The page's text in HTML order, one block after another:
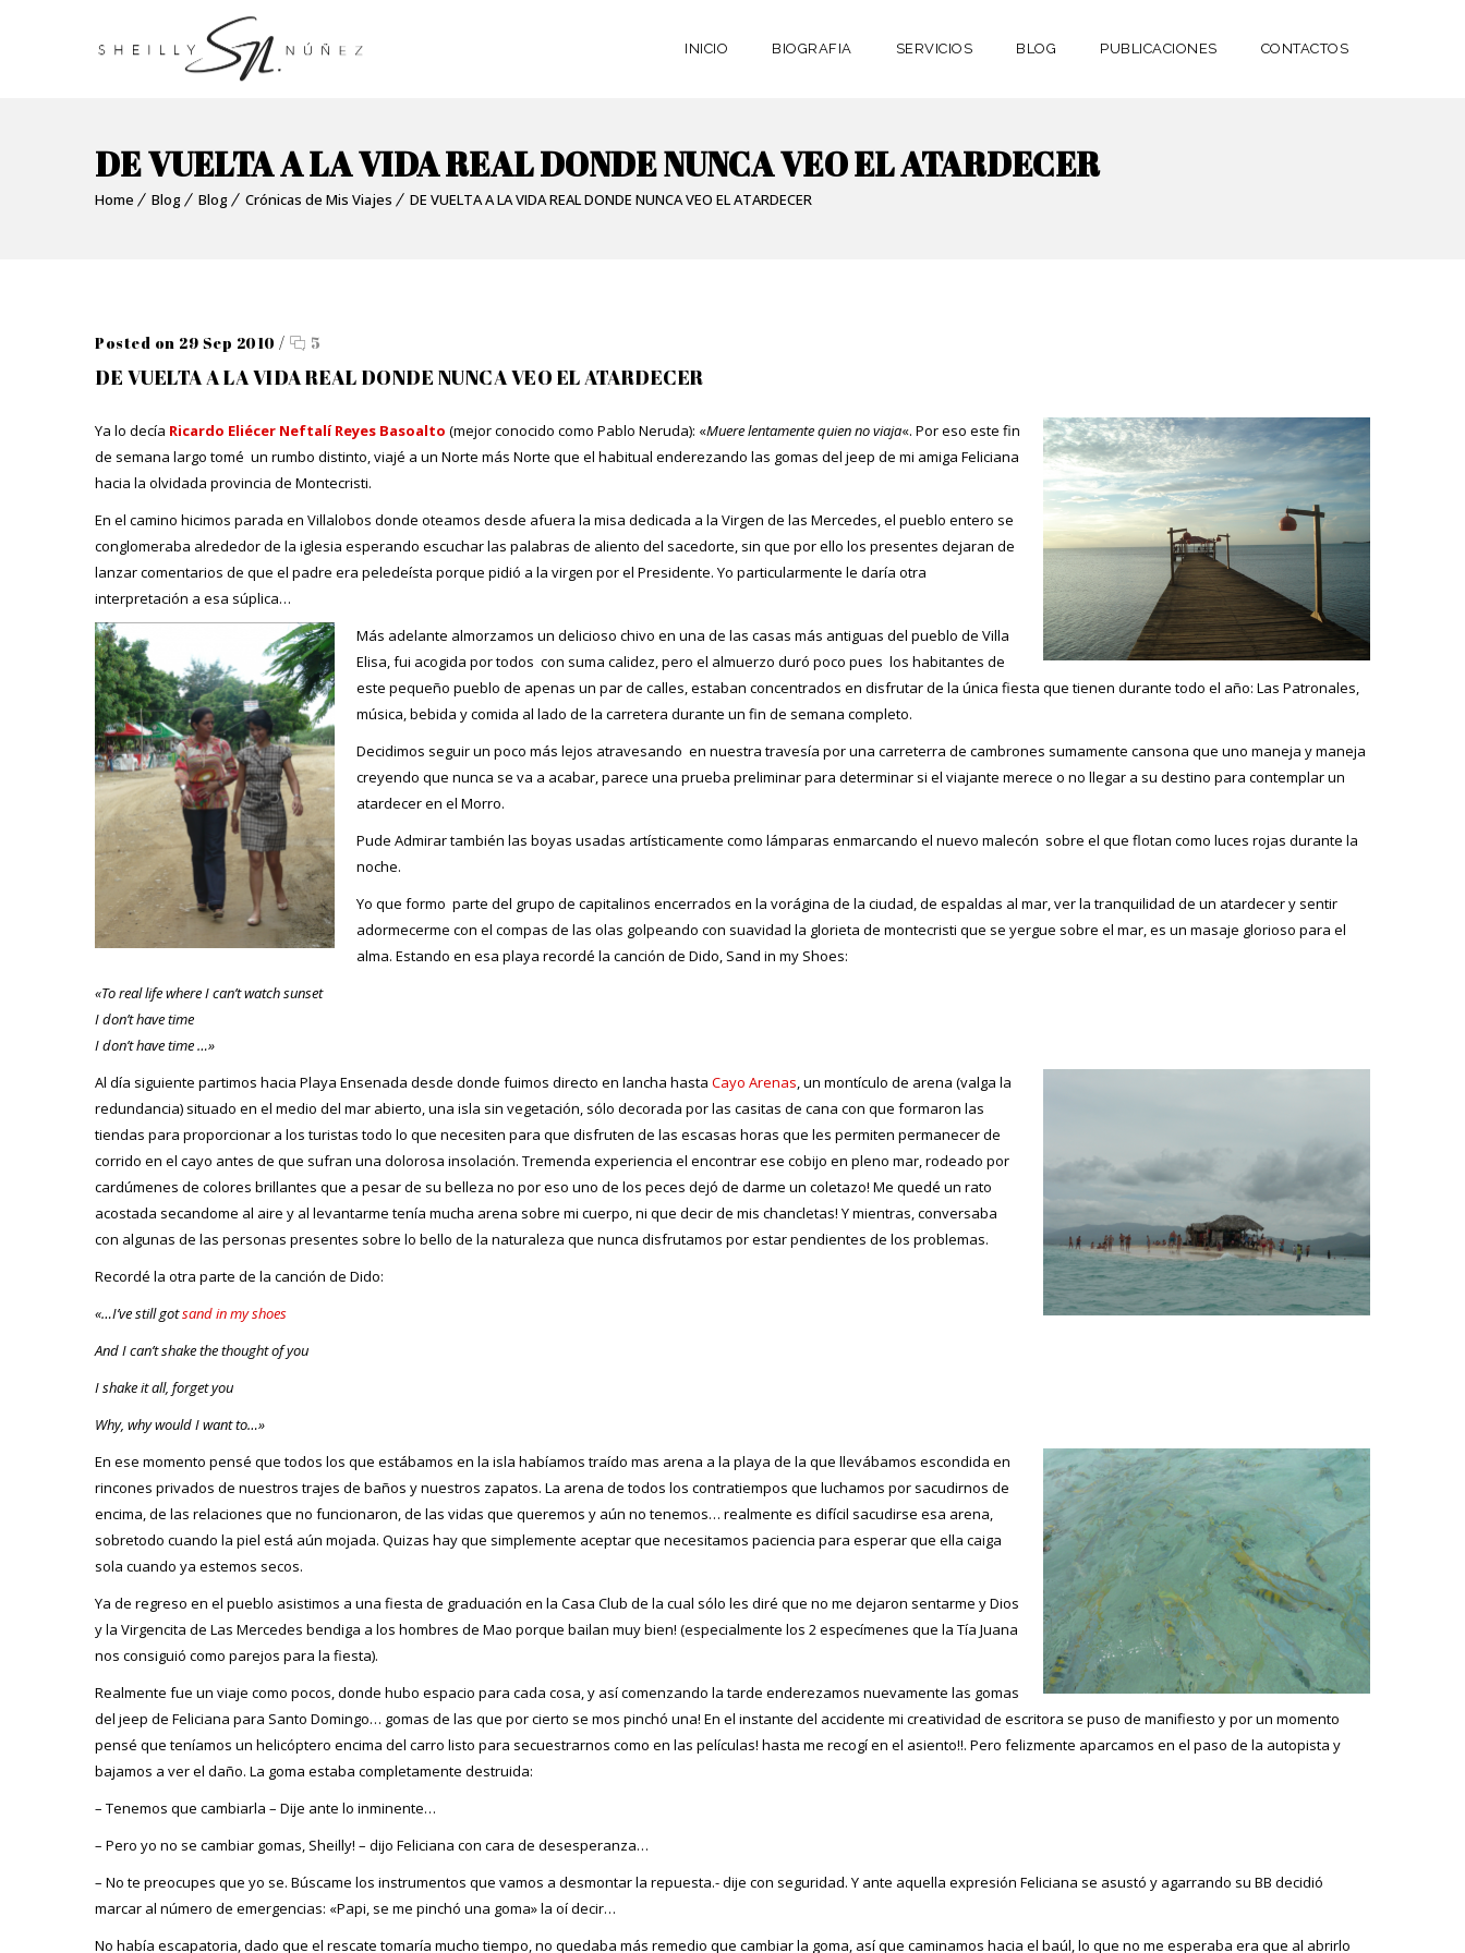
INICIO BIOGRAFIA SERVICIOS BLOG PUBLICACIONES CONTACTOS
DE VUELTA A LA VIDA REAL DONDE NUNCA VEO EL ATARDECER
Home Blog Blog Crónicas de Mis Viajes DE VUELTA A LA VIDA REAL DONDE NUNCA VEO EL ATARDECER
Posted on 29 Sep 2010 / 5
DE VUELTA A LA VIDA REAL DONDE NUNCA VEO EL ATARDECER
Ya lo decía Ricardo Eliécer Neftalí Reyes Basoalto (mejor conocido como Pablo Neruda): «Muere lentamente quien no viaja«. Por eso este fin
de semana largo tomé un rumbo distinto, viajé a un Norte más Norte que el habitual enderezando las gomas del jeep de mi amiga Feliciana
hacia la olvidada provincia de Montecristi.
En el camino hicimos parada en Villalobos donde oteamos desde afuera la misa dedicada a la Virgen de las Mercedes, el pueblo entero se
conglomeraba alrededor de la iglesia esperando escuchar las palabras de aliento del sacedorte, sin que por ello los presentes dejaran de
lanzar comentarios de que el padre era peledeísta porque pidió a la virgen por el Presidente. Yo particularmente le daría otra
interpretación a esa súplica…
Más adelante almorzamos un delicioso chivo en una de las casas más antiguas del pueblo de Villa
Elisa, fui acogida por todos con suma calidez, pero el almuerzo duró poco pues los habitantes de
este pequeño pueblo de apenas un par de calles, estaban concentrados en disfrutar de la única fiesta que tienen durante todo el año: Las Patronales,
música, bebida y comida al lado de la carretera durante un fin de semana completo.
Decidimos seguir un poco más lejos atravesando en nuestra travesía por una carreterra de cambrones sumamente cansona que uno maneja y maneja
creyendo que nunca se va a acabar, parece una prueba preliminar para determinar si el viajante merece o no llegar a su destino para contemplar un
atardecer en el Morro.
Pude Admirar también las boyas usadas artísticamente como lámparas enmarcando el nuevo malecón sobre el que flotan como luces rojas durante la
noche.
Yo que formo parte del grupo de capitalinos encerrados en la vorágina de la ciudad, de espaldas al mar, ver la tranquilidad de un atardecer y sentir
adormecerme con el compas de las olas golpeando con suavidad la glorieta de montecristi que se yergue sobre el mar, es un masaje glorioso para el
alma. Estando en esa playa recordé la canción de Dido, Sand in my Shoes:
«To real life where I can’t watch sunset
I don’t have time
I don’t have time …»
Al día siguiente partimos hacia Playa Ensenada desde donde fuimos directo en lancha hasta Cayo Arenas, un montículo de arena (valga la
redundancia) situado en el medio del mar abierto, una isla sin vegetación, sólo decorada por las casitas de cana con que formaron las
tiendas para proporcionar a los turistas todo lo que necesiten para que disfruten de las escasas horas que les permiten permanecer de
corrido en el cayo antes de que sufran una dolorosa insolación. Tremenda experiencia el encontrar ese cobijo en pleno mar, rodeado por
cardúmenes de colores brillantes que a pesar de su belleza no por eso uno de los peces dejó de darme un coletazo! Me quedé un rato
acostada secandome al aire y al levantarme tenía mucha arena sobre mi cuerpo, ni que decir de mis chancletas! Y mientras, conversaba
con algunas de las personas presentes sobre lo bello de la naturaleza que nunca disfrutamos por estar pendientes de los problemas.
Recordé la otra parte de la canción de Dido:
«…I’ve still gotsand in my shoes
And I can’t shake the thought of you
I shake it all, forget you
Why, why would I want to…»
En ese momento pensé que todos los que estábamos en la isla habíamos traído mas arena a la playa de la que llevábamos escondida en
rincones privados de nuestros trajes de baños y nuestros zapatos. La arena de todos los contratiempos que luchamos por sacudirnos de
encima, de las relaciones que no funcionaron, de las vidas que queremos y aún no tenemos… realmente es difícil sacudirse esa arena,
sobretodo cuando la piel está aún mojada. Quizas hay que simplemente aceptar que necesitamos paciencia para esperar que ella caiga
sola cuando ya estemos secos.
Ya de regreso en el pueblo asistimos a una fiesta de graduación en la Casa Club de la cual sólo les diré que no me dejaron sentarme y Dios
y la Virgencita de Las Mercedes bendiga a los hombres de Mao porque bailan muy bien! (especialmente los 2 especímenes que la Tía Juana
nos consiguió como parejos para la fiesta).
Realmente fue un viaje como pocos, donde hubo espacio para cada cosa, y así comenzando la tarde enderezamos nuevamente las gomas
del jeep de Feliciana para Santo Domingo… gomas de las que por cierto se mos pinchó una! En el instante del accidente mi creatividad de escritora se puso de manifiesto y por un momento
pensé que teníamos un helicóptero encima del carro listo para secuestrarnos como en las películas! hasta me recogí en el asiento!!. Pero felizmente aparcamos en el paso de la autopista y
bajamos a ver el daño. La goma estaba completamente destruida:
– Tenemos que cambiarla – Dije ante lo inminente…
– Pero yo no se cambiar gomas, Sheilly! – dijo Feliciana con cara de desesperanza…
– No te preocupes que yo se. Búscame los instrumentos que vamos a desmontar la repuesta.- dije con seguridad. Y ante aquella expresión Feliciana se asustó y agarrando su BB decidió
marcar al número de emergencias: «Papi, se me pinchó una goma» la oí decir…
No había escapatoria, dado que el rescate tomaría mucho tiempo, no quedaba más remedio que cambiar la goma, así que caminamos hacia el baúl, lo que no me esperaba era que al abrirlo